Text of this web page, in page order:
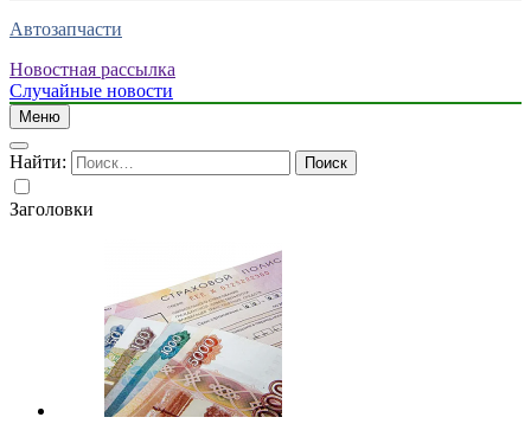
Автозапчасти
Новостная рассылка
Случайные новости
Меню
Найти:
Заголовки